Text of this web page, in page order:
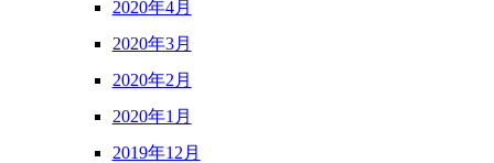
2020年4月
2020年3月
2020年2月
2020年1月
2019年12月